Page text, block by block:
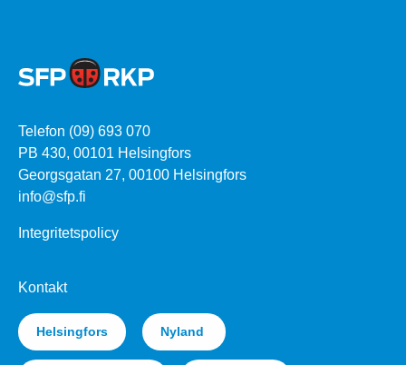
Telefon (09) 693 070
PB 430, 00101 Helsingfors
Georgsgatan 27, 00100 Helsingfors
info@sfp.fi
Integritetspolicy
Kontakt
Helsingfors Nyland